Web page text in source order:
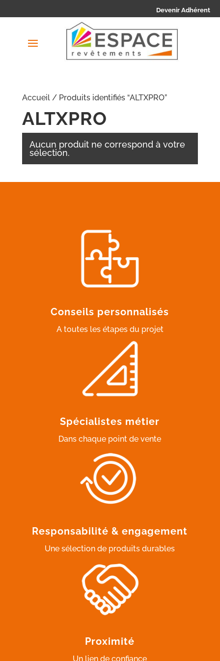
Devenir Adhérent
Accueil/ Produits identifiés “ALTXPRO”
ALTXPRO
Aucun produit ne correspond à votre
sélection.
Conseils personnalisés
A toutes les étapes du projet
Spécialistes métier
Dans chaque point de vente
Responsabilité & engagement
Une sélection de produits durables
Proximité
Un lien de confiance